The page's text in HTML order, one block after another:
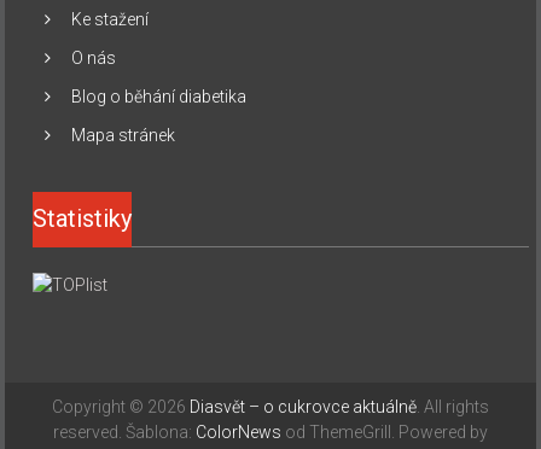
Ke stažení
O nás
Blog o běhání diabetika
Mapa stránek
Statistiky
Copyright © 2026 Diasvět – o cukrovce aktuálně . All rights
reserved. Šablona: ColorNews od ThemeGrill. Powered by